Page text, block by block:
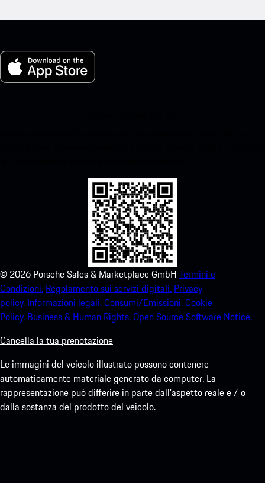
© 2026 Porsche Sales & Marketplace GmbH Termini e
Condizioni. Regolamento sui servizi digitali. Privacy
policy. Informazioni legali.Consumi/Emissioni.Cookie
Policy. Business & Human Rights.Open Source Software Notice.
Cancella la tua prenotazione
Le immagini del veicolo illustrato possono contenere
automaticamente materiale generato da computer. La
rappresentazione può differire in parte dall'aspetto reale e / o
dalla sostanza del prodotto del veicolo.